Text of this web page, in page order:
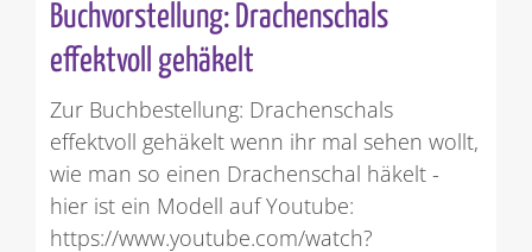
Buchvorstellung: Drachenschals
effektvoll gehäkelt
Zur Buchbestellung: Drachenschals
effektvoll gehäkelt wenn ihr mal sehen wollt,
wie man so einen Drachenschal häkelt -
hier ist ein Modell auf Youtube:
https://www.youtube.com/watch?